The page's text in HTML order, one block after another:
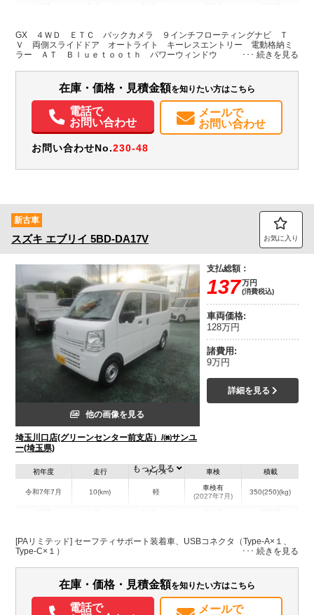
石川県
W:1,690
H:1,880
－
パワステ パワーウィンドウ ABS エアバッグ カーナビ
ETC
バックモニター 記録簿（一部含む）
取扱説明書（一部含む）
メンテナンスノート（保証書）
GX ４ＷＤ ＥＴＣ バックカメラ ９インチフローティングナビ Ｔ
Ｖ 両側スライドドア オートライト キーレスエントリー 電動格納ミ
ラー ＡＴ Ｂｌｕｅｔｏｏｔｈ パワーウィンドウ
在庫・価格・見積金額を知りたい方はこちら
電話で
お問い合わせ
メールで
お問い合わせ
お問い合わせNo.230-48
新古車
スズキ エブリイ 5BD-DA17V お気に入り
他の画像を見る
埼玉川口店(グリーンセンター前支店）/㈱サンユ
ー(埼玉県)
支払総額：
137万円
(消費税込)
車両価格:
128万円
諸費用:
9万円
詳細を見る
初年度
令和7年7月
走行
10(km)
サイズ
軽
車検
車検有
(2027年7月)
積載
350(250)(kg)
パワステ パワーウィンドウ ABS エアバッグ
集中ドアロック
記録簿（一部含む）
取扱説明書（一部含む） メンテナンスノート（保証書）
もっと見る
[PAリミテッド] セーフティサポート装着車、USBコネクタ（Type-A×１、
Type-C×１）
在庫・価格・見積金額を知りたい方はこちら
電話で
メールで